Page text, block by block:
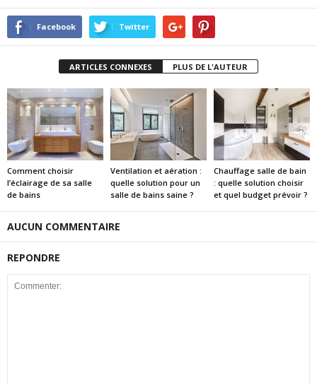
Facebook Twitter
ARTICLES CONNEXES PLUS DE L'AUTEUR
Comment choisir
l’éclairage de sa salle
de bains
Ventilation et aération :
quelle solution pour un
salle de bains saine ?
Chauffage salle de bain
: quelle solution choisir
et quel budget prévoir ?
AUCUN COMMENTAIRE
REPONDRE